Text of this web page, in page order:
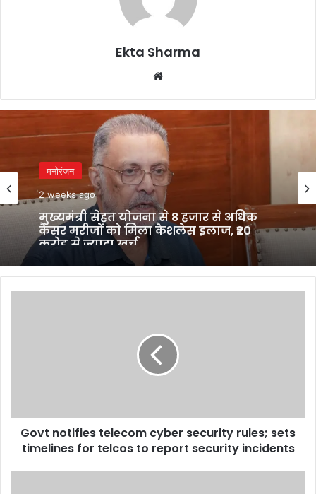
Ekta Sharma
मनोरंजन
2 weeks ago
मुख्यमंत्री सेहत योजना से 8 हजार से अधिक
कैंसर मरीजों को मिला कैशलेस इलाज, ₹20
करोड़ से ज्यादा खर्च
for
telcos
Govt notifies telecom cyber security rules; sets
timelines for telcos to report security incidents